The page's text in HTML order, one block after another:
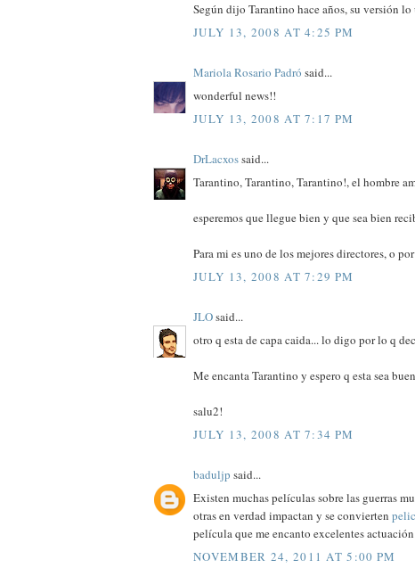
Según dijo Tarantino hace años, su versión
JULY 13, 2008 AT 4:25 PM
Mariola Rosario Padró said...
wonderful news!!
JULY 13, 2008 AT 7:17 PM
DrLacxossaid...
Tarantino, Tarantino, Tarantino!, el hombre
esperemos que llegue bien y que sea bien
Para mi es uno de los mejores directores, o
JULY 13, 2008 AT 7:29 PM
JLOsaid...
otro q esta de capa caida... lo digo por lo q
Me encanta Tarantino y espero q esta sea
salu2!
JULY 13, 2008 AT 7:34 PM
baduljp said...
Existen muchas películas sobre las guerras
otras en verdad impactan y se convierten
película que me encanto excelentes
NOVEMBER 24, 2011 AT 5:00 PM